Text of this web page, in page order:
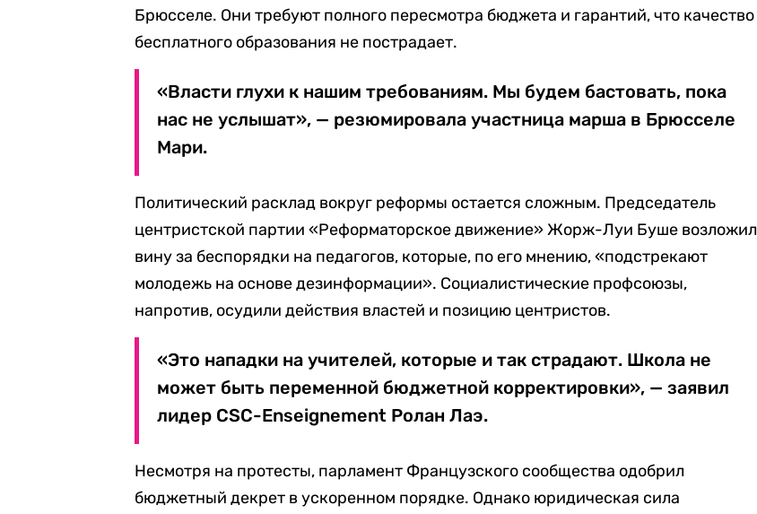
Брюсселе. Они требуют полного пересмотра бюджета и гарантий, что качество
бесплатного образования не пострадает.
«Власти глухи к нашим требованиям. Мы будем бастовать, пока
нас не услышат», — резюмировала участница марша в Брюсселе
Мари.
Политический расклад вокруг реформы остается сложным. Председатель
центристской партии «Реформаторское движение» Жорж-Луи Буше возложил
вину за беспорядки на педагогов, которые, по его мнению, «подстрекают
молодежь на основе дезинформации». Социалистические профсоюзы,
напротив, осудили действия властей и позицию центристов.
«Это нападки на учителей, которые и так страдают. Школа не
может быть переменной бюджетной корректировки», — заявил
лидер CSC-Enseignement Ролан Лаэ.
Несмотря на протесты, парламент Французского сообщества одобрил
бюджетный декрет в ускоренном порядке. Однако юридическая сила